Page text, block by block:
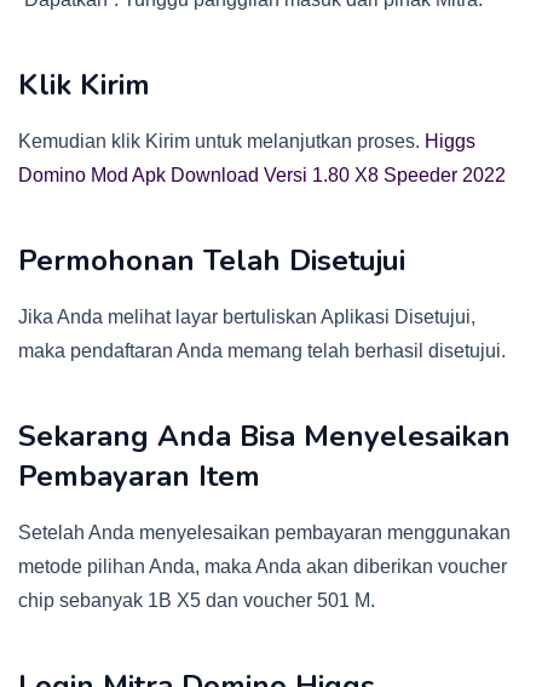
Klik Kirim
Kemudian klik Kirim untuk melanjutkan proses. Higgs
Domino Mod Apk Download Versi 1.80 X8 Speeder 2022
Permohonan Telah Disetujui
Jika Anda melihat layar bertuliskan Aplikasi Disetujui,
maka pendaftaran Anda memang telah berhasil disetujui.
Sekarang Anda Bisa Menyelesaikan
Pembayaran Item
Setelah Anda menyelesaikan pembayaran menggunakan
metode pilihan Anda, maka Anda akan diberikan voucher
chip sebanyak 1B X5 dan voucher 501 M.